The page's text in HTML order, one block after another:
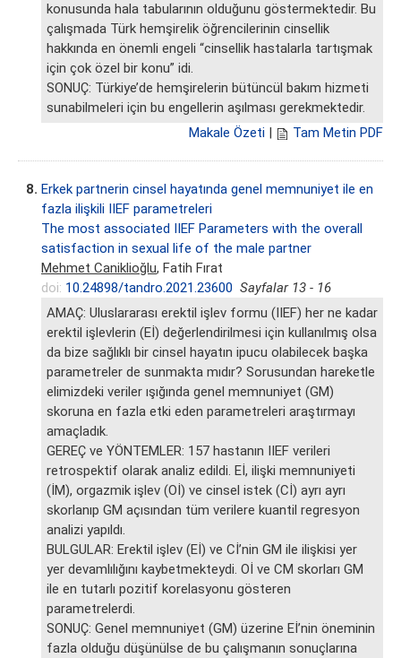
konusunda hala tabularının olduğunu göstermektedir. Bu
çalışmada Türk hemşirelik öğrencilerinin cinsellik
hakkında en önemli engeli “cinsellik hastalarla tartışmak
için çok özel bir konu” idi.
SONUÇ: Türkiye’de hemşirelerin bütüncül bakım hizmeti
sunabilmeleri için bu engellerin aşılması gerekmektedir.
Makale Özeti
Tam Metin PDF
8. Erkek partnerin cinsel hayatında genel memnuniyet ile en
fazla ilişkili IIEF parametreleri
The most associated IIEF Parameters with the overall
satisfaction in sexual life of the male partner
Mehmet Caniklioğlu, Fatih Fırat
doi: 10.24898/tandro.2021.23600 Sayfalar 13 - 16
AMAÇ: Uluslararası erektil işlev formu (IIEF) her ne kadar
erektil işlevlerin (Eİ) değerlendirilmesi için kullanılmış olsa
da bize sağlıklı bir cinsel hayatın ipucu olabilecek başka
parametreler de sunmakta mıdır? Sorusundan hareketle
elimizdeki veriler ışığında genel memnuniyet (GM)
skoruna en fazla etki eden parametreleri araştırmayı
amaçladık.
GEREÇ ve YÖNTEMLER: 157 hastanın IIEF verileri
retrospektif olarak analiz edildi. Eİ, ilişki memnuniyeti
(İM), orgazmik işlev (Oİ) ve cinsel istek (Cİ) ayrı ayrı
skorlanıp GM açısından tüm verilere kuantil regresyon
analizi yapıldı.
BULGULAR: Erektil işlev (Eİ) ve Cİ’nin GM ile ilişkisi yer
yer devamlılığını kaybetmekteydi. Oİ ve CM skorları GM
ile en tutarlı pozitif korelasyonu gösteren
parametrelerdi.
SONUÇ: Genel memnuniyet (GM) üzerine Eİ’nin öneminin
fazla olduğu düşünülse de bu çalışmanın sonuçlarına